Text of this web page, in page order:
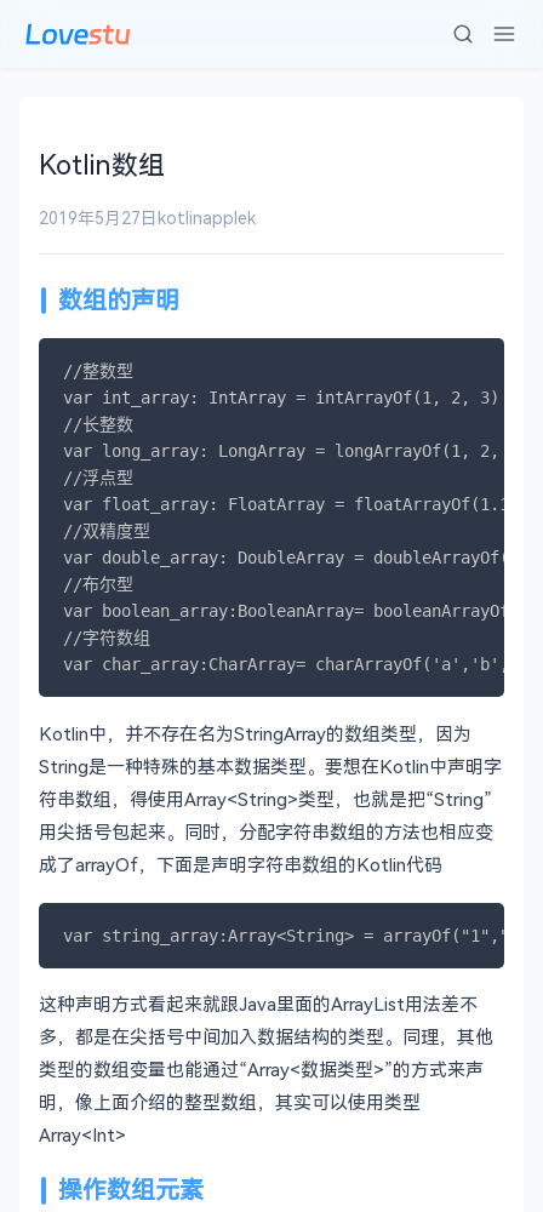
Kotlin数组
2019年5月27日kotlinapplek
数组的声明
//整数型
var int_array: IntArray = intArrayOf(1, 2, 3)
//长整数
var long_array: LongArray = longArrayOf(1, 2, 3)
//浮点型
var float_array: FloatArray = floatArrayOf(1.1f,
//双精度型
var double_array: DoubleArray =
//布尔型
var boolean_array:BooleanArray=
//字符数组
var char_array:CharArray=
Kotlin中，并不存在名为StringArray的数组类型，因为
String是一种特殊的基本数据类型。要想在Kotlin中声明字
符串数组，得使用Array<String>类型，也就是把“String”
用尖括号包起来。同时，分配字符串数组的方法也相应变
成了arrayOf，下面是声明字符串数组的Kotlin代码
var string_array:Array<String> = arrayOf("1","啊
这种声明方式看起来就跟Java里面的ArrayList用法差不
多，都是在尖括号中间加入数据结构的类型。同理，其他
类型的数组变量也能通过“Array<数据类型>”的方式来声
明，像上面介绍的整型数组，其实可以使用类型
Array<Int>
操作数组元素